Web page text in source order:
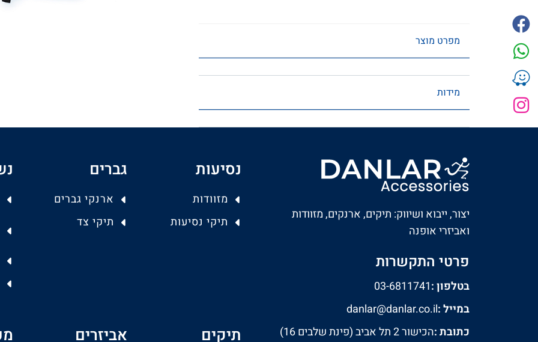
מפרט מוצר
מידות
יצור, ייבוא ושיווק: תיקים, ארנקים, מזוודות
ואביזרי אופנה
פרטי התקשרות
בטלפון :03-6811741
במייל :danlar@danlar.co.il
כתובת :הכישור 2 תל אביב (פינת שלבים 16)
נסיעות
מזוודות
תיקי נסיעות
גברים
ארנקי גברים
תיקי צד
תיקים אביזרים